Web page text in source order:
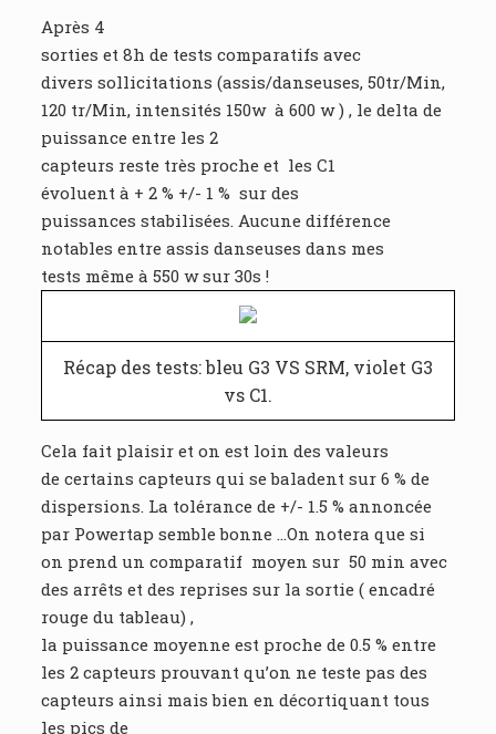
Après 4
sorties et 8h de tests comparatifs avec
divers sollicitations (assis/danseuses, 50tr/Min,
120 tr/Min, intensités 150w à 600 w ) , le delta de
puissance entre les 2
capteurs reste très proche et les C1
évoluent à + 2 % +/- 1 % sur des
puissances stabilisées. Aucune différence
notables entre assis danseuses dans mes
tests même à 550 w sur 30s !
Récap des tests: bleu G3 VS SRM, violet G3
vs C1.
Cela fait plaisir et on est loin des valeurs
de certains capteurs qui se baladent sur 6 % de
dispersions. La tolérance de +/- 1.5 % annoncée
par Powertap semble bonne …On notera que si
on prend un comparatif moyen sur 50 min avec
des arrêts et des reprises sur la sortie ( encadré
rouge du tableau) ,
la puissance moyenne est proche de 0.5 % entre
les 2 capteurs prouvant qu’on ne teste pas des
capteurs ainsi mais bien en décortiquant tous
les pics de